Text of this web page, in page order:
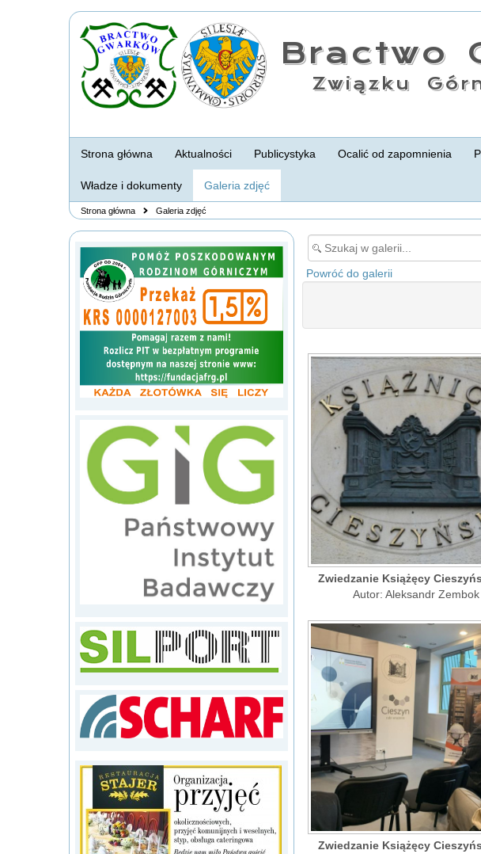
Bractwo
Związku
Strona główna Aktualności Publicystyka Ocalić od zapomnienia
Władze i dokumenty Galeria zdjęć
Strona główna Galeria zdjęć
Powróć do galerii
Zwiedzanie Książęcy
Autor: Aleksandr Zembok
Zwiedzanie Książęcy